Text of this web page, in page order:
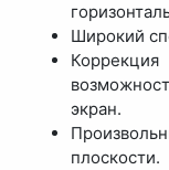
Широкий
экран.
плоскости.